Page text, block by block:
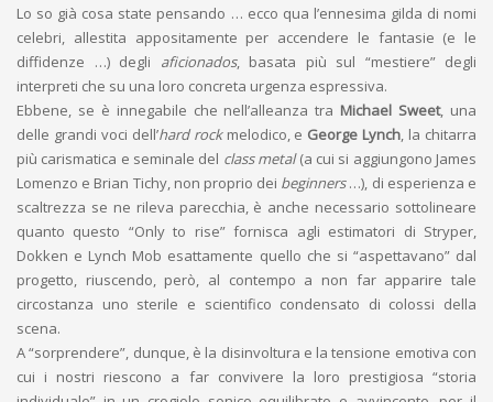
Lo so già cosa state pensando … ecco qua l’ennesima gilda di nomi
celebri, allestita appositamente per accendere le fantasie (e le
diffidenze …) degli aficionados, basata più sul “mestiere” degli
interpreti che su una loro concreta urgenza espressiva.
Ebbene, se è innegabile che nell’alleanza tra Michael Sweet, una
delle grandi voci dell’hard rockmelodico, e George Lynch, la chitarra
più carismatica e seminale del class metal(a cui si aggiungono James
Lomenzo e Brian Tichy, non proprio dei beginners…), di esperienza e
scaltrezza se ne rileva parecchia, è anche necessario sottolineare
quanto questo “Only to rise” fornisca agli estimatori di Stryper,
Dokken e Lynch Mob esattamente quello che si “aspettavano” dal
progetto, riuscendo, però, al contempo a non far apparire tale
circostanza uno sterile e scientifico condensato di colossi della
scena.
A “sorprendere”, dunque, è la disinvoltura e la tensione emotiva con
cui i nostri riescono a far convivere la loro prestigiosa “storia